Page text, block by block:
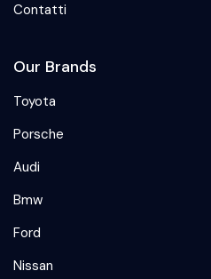
Contatti
Our Brands
Toyota
Porsche
Audi
Bmw
Ford
Nissan